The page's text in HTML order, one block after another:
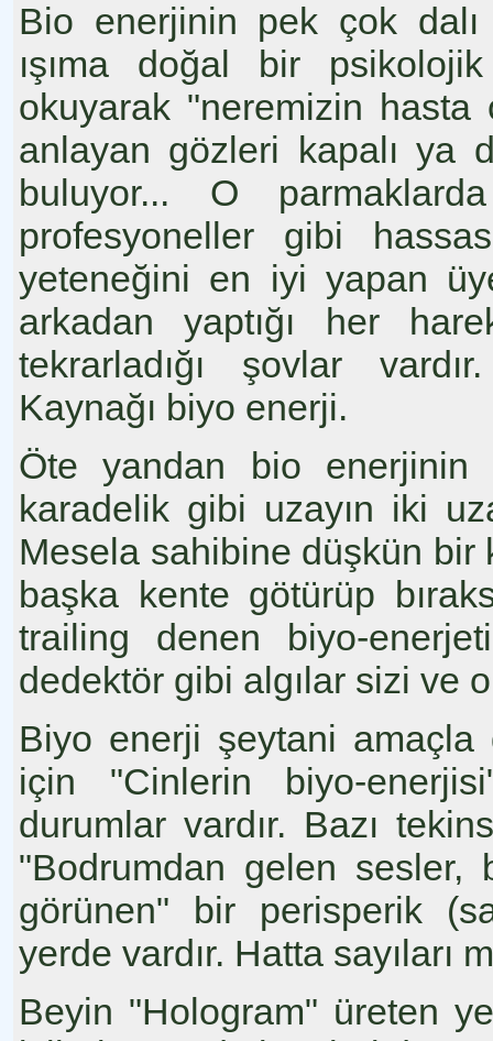
Bio enerjinin pek çok
ışıma doğal bir
okuyarak "neremizin
anlayan gözleri kapalı ya
buluyor... O
profesyoneller gibi
yeteneğini en iyi yapan
arkadan yaptığı her
tekrarladığı şovlar
Kaynağı biyo enerji.
Öte yandan bio
karadelik gibi uzayın iki
Mesela sahibine düşkün
başka kente götürüp
trailing denen biyo-
dedektör gibi algılar sizi ve
Biyo enerji şeytani amaçla
için "Cinlerin biyo-
durumlar vardır. Bazı
"Bodrumdan gelen sesler,
görünen" bir perisperik
yerde vardır. Hatta sayıları
Beyin "Hologram" üreten